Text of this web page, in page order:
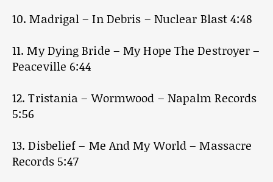
10. Madrigal – In Debris – Nuclear Blast 4:48
11. My Dying Bride – My Hope The Destroyer –
Peaceville 6:44
12. Tristania – Wormwood – Napalm Records
5:56
13. Disbelief – Me And My World – Massacre
Records 5:47